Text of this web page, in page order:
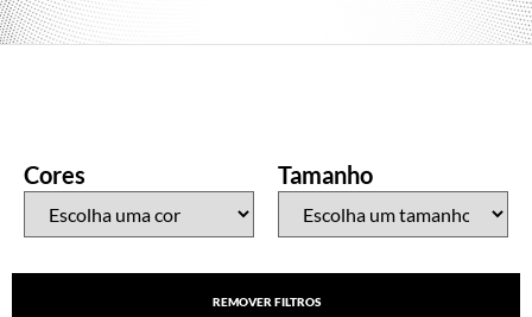
Cores Tamanho
REMOVER FILTROS